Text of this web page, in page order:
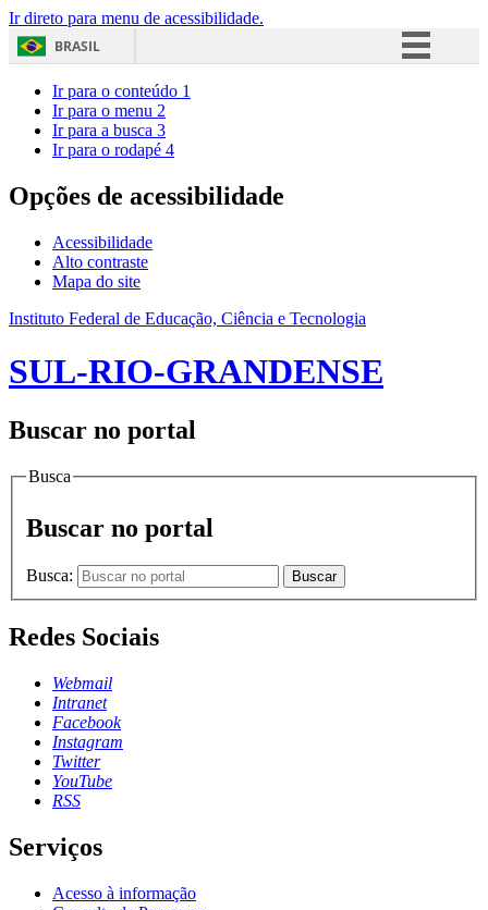
Ir direto para menu de acessibilidade.
BRASIL
Acesso à informação
Ir para o conteúdo 1
Ir para o menu 2
Ir para a busca 3
Ir para o rodapé 4
Opções de acessibilidade
Acessibilidade
Alto contraste
Mapa do site
Instituto Federal de Educação, Ciência e Tecnologia
SUL-RIO-GRANDENSE
Buscar no portal
Busca
Buscar no portal
Busca: Buscar
Redes Sociais
Webmail
Intranet
Facebook
Instagram
Twitter
YouTube
RSS
Serviços
Acesso à informação